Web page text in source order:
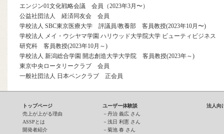
エンジン01文化戦略会議 会員（2023年3月〜）
公益社団法人 経済同友会 会員
学校法人 SBC東京医療大学 評議員/教養部 客員教授(2023年10月〜)
学校法人 メイ・ウシヤマ学園 ハリウッド大学院大学 ビューティビジネス
研究科 客員教授(2023年10月～)
学校法人 新潟総合学園 開志創造大学大学院 客員教授(2023年～)
東京中央ロータリークラブ 会員
一般社団法人 日本ペンクラブ 正会員
トップページ
売上が上がる理由
ASSPとは
開発者紹介
ユーザー体験談
－ 丹治 義広 さん
－ 浅日 利憲 さん
－ 菊池 春 さん
法人向